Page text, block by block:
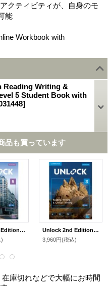
クティビティが、自身のモ
能
Workbook with
Reading Writing &
5 Student Book with
]
品も買っています
Unlock 2nd Edition Reading Writing & Critical Thinking Level 5 Student Book with DigiPack
Unlock 2nd Edition Reading Writing & Critical Thinking Level 3 Student Book with DigiPack
3,960円(税込)
庫切れなどで大幅にお時間